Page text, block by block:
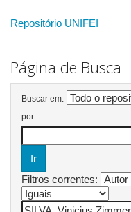
Repositório UNIFEI
Página de Busca
Buscar em:
por
Filtros correntes: